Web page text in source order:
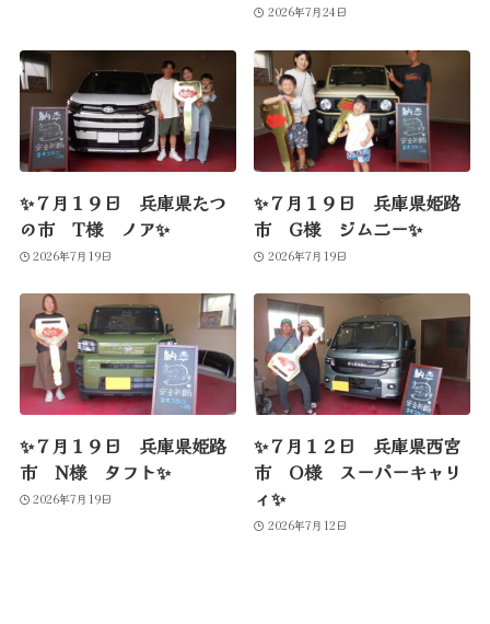
2026年7月24日
✨７月１９日 兵庫県たつ
の市 T様 ノア✨
2026年7月19日
✨７月１９日 兵庫県姫路
市 G様 ジムニー✨
2026年7月19日
✨７月１９日 兵庫県姫路
市 N様 タフト✨
2026年7月19日
✨７月１２日 兵庫県西宮
市 O様 スーパーキャリ
ィ✨
2026年7月12日